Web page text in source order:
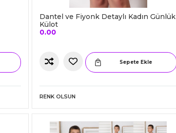
Dantel ve Fiyonk Detaylı Kadın Günlük
Külot
0.00
Sepete Ekle
RENK OLSUN